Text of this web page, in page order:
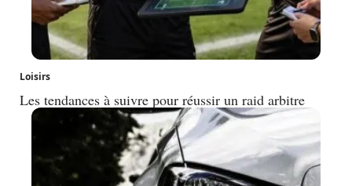
Loisirs
Les tendances à suivre pour réussir un raid arbitre